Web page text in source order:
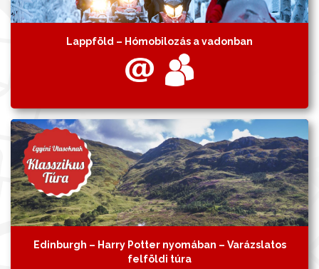
Lappföld – Hómobilozás a vadonban
Edinburgh – Harry Potter nyomában – Varázslatos
felföldi túra